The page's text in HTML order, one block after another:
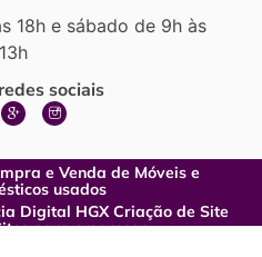
18h e sábado de 9h às
13h
sociais
e Venda de Móveis e
usados
Digital HGX Criação de Site
para empresas